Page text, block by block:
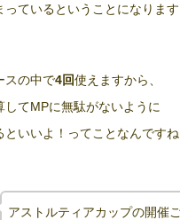
ているということになります
スの中で4回使えますから、
してMPに無駄がないように
いいよ！ってことなんですね
アストルティアカップの開催